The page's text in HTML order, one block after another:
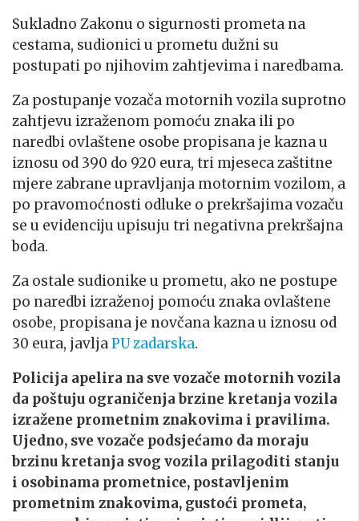
Sukladno Zakonu o sigurnosti prometa na
cestama, sudionici u prometu dužni su
postupati po njihovim zahtjevima i naredbama.
Za postupanje vozača motornih vozila suprotno
zahtjevu izraženom pomoću znaka ili po
naredbi ovlaštene osobe propisana je kazna u
iznosu od 390 do 920 eura, tri mjeseca zaštitne
mjere zabrane upravljanja motornim vozilom, a
po pravomoćnosti odluke o prekršajima vozaču
se u evidenciju upisuju tri negativna prekršajna
boda.
Za ostale sudionike u prometu, ako ne postupe
po naredbi izraženoj pomoću znaka ovlaštene
osobe, propisana je novčana kazna u iznosu od
30 eura, javljaPU zadarska.
Policija apelira na sve vozače motornih vozila
da poštuju ograničenja brzine kretanja vozila
izražene prometnim znakovima i pravilima.
Ujedno, sve vozače podsjećamo da moraju
brzinu kretanja svog vozila prilagoditi stanju
i osobinama prometnice, postavljenim
prometnim znakovima, gustoći prometa,